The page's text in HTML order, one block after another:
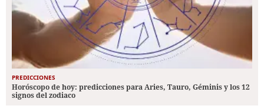
PREDICCIONES
Horóscopo de hoy: predicciones para Aries, Tauro, Géminis y los 12
signos del zodiaco